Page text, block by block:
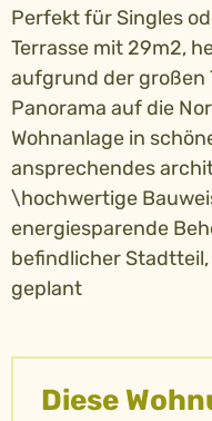
Perfekt für Singles
Terrasse mit 29m2,
aufgrund der
Panorama auf die
Wohnanlage in
ansprechendes
\hochwertige
energiesparende
befindlicher
geplant
Diese